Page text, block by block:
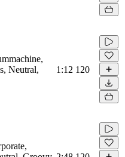
Neutral,
1:12 120